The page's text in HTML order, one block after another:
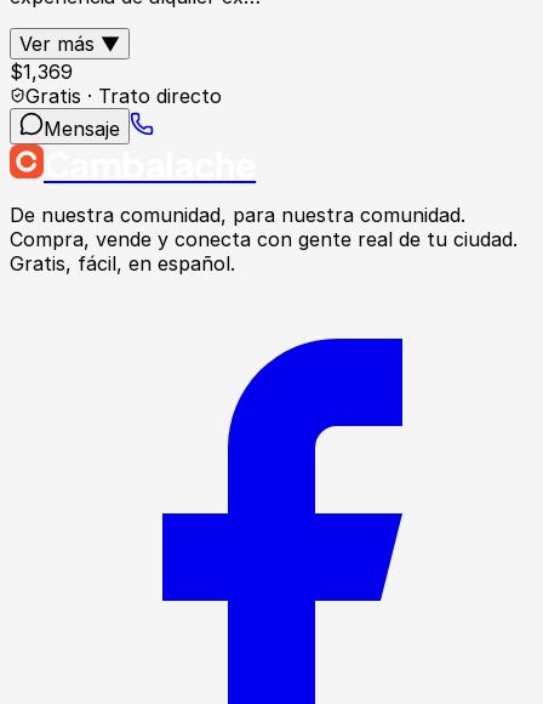
Ver más ▼
$1,369
Gratis · Trato directo
Mensaje
De nuestra comunidad, para nuestra comunidad.
Compra, vende y conecta con gente real de tu ciudad.
Gratis, fácil, en español.